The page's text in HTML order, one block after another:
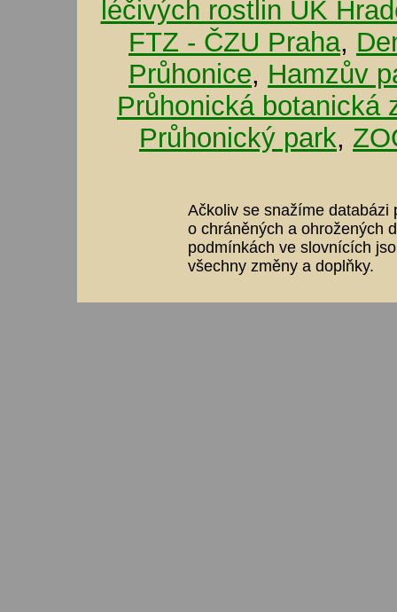
léčivých rostlin UK
FTZ - ČZU Praha,
Průhonice, Hamzův
Průhonická botanická
Průhonický park,
Ačkoliv se snažíme databázi
o chráněných a ohrožených
podmínkách ve slovnících
všechny změny a doplňky.